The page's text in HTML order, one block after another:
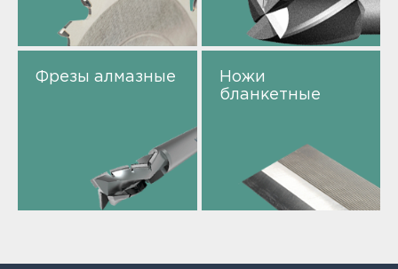
Фрезы алмазные
Ножи
бланкетные